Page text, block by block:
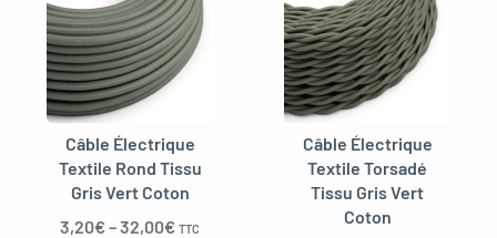
Câble Électrique
Textile Rond Tissu
Gris Vert Coton
3,20€–32,00€ TTC
Câble Électrique
Textile Torsadé
Tissu Gris Vert
Coton